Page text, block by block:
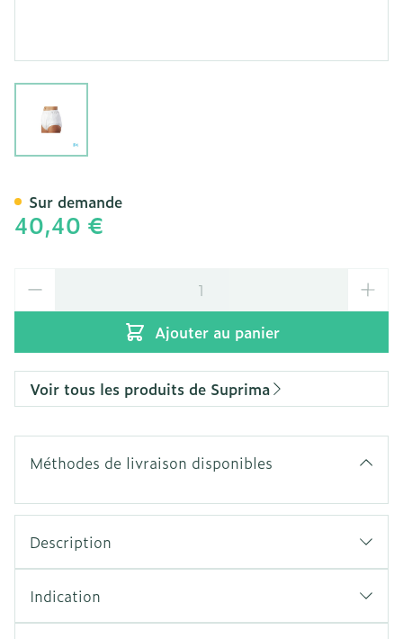
40,40 €
Ajouter au panier
Sur demande
Voir tous les produits de Suprima
Méthodes de livraison disponibles
Description
Indication